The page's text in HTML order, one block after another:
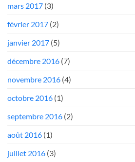
mars 2017 (3)
février 2017 (2)
janvier 2017 (5)
décembre 2016 (7)
novembre 2016 (4)
octobre 2016 (1)
septembre 2016 (2)
août 2016 (1)
juillet 2016 (3)